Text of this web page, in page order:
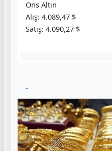
Ons Altın
Alış: 4.089,47 $
Satış: 4.090,27 $